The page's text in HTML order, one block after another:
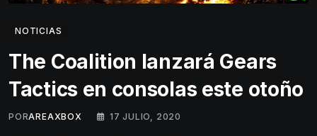
NOTICIAS
The Coalition lanzará Gears
Tactics en consolas este otoño
PORAREAXBOX 17 JULIO, 2020